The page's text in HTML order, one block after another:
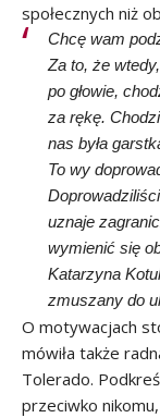
społecznych niż
Chcę wam
Za to, że
po głowie,
za rękę.
nas była
To wy
uznaje
wymienić się
Katarzyna
zmuszany do
O motywacjach
mówiła także
Tolerado.
przeciwko